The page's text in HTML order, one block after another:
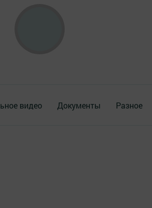
видео Документы Разное